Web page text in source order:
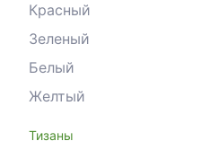
Красный
Зеленый
Белый
Желтый
Тизаны